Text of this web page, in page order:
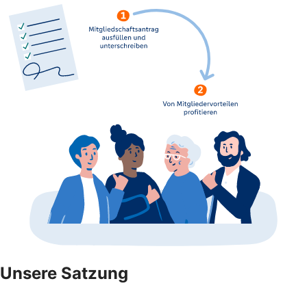
Unsere Satzung